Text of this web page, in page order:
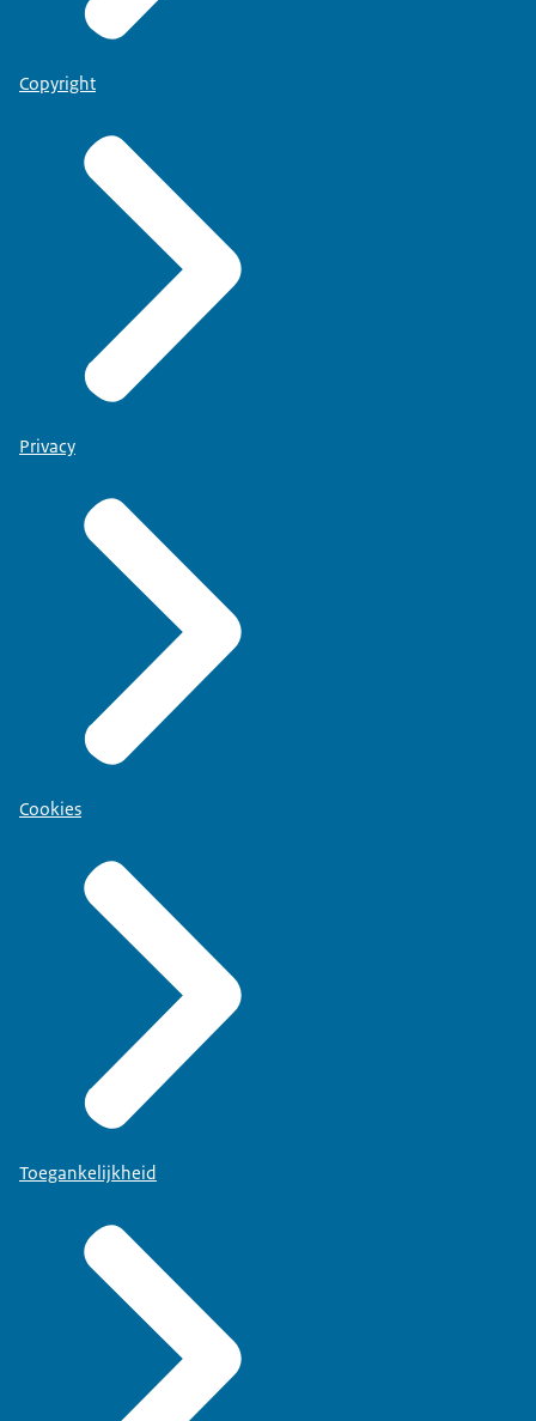
Copyright
Privacy
Cookies
Toegankelijkheid